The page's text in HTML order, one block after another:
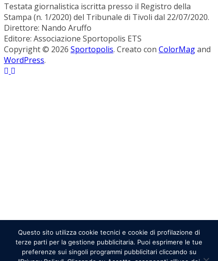
Testata giornalistica iscritta presso il Registro della
Stampa (n. 1/2020) del Tribunale di Tivoli dal 22/07/2020.
Direttore: Nando Aruffo
Editore: Associazione Sportopolis ETS
Copyright © 2026 Sportopolis. Creato con ColorMagand
WordPress.
Questo sito utilizza cookie tecnici e cookie di profilazione di
terze parti per la gestione pubblicitaria. Puoi esprimere le tue
preferenze sui singoli programmi pubblicitari cliccando su